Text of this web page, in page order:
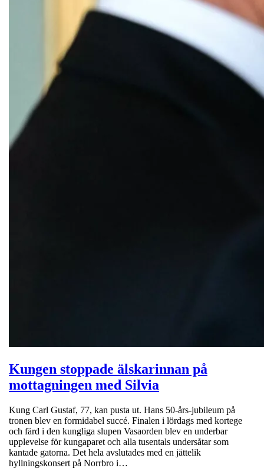
Kungen stoppade älskarinnan på
mottagningen med Silvia
Kung Carl Gustaf, 77, kan pusta ut. Hans 50-års-jubileum på
tronen blev en formidabel succé. Finalen i lördags med kortege
och färd i den kungliga slupen Vasaorden blev en underbar
upplevelse för kungaparet och alla tusentals undersåtar som
kantade gatorna. Det hela avslutades med en jättelik
hyllningskonsert på Norrbro i…